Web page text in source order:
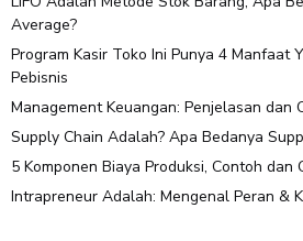
Average?
Program Kasir Toko Ini Punya 4 Manfaat
Pebisnis
Management Keuangan: Penjelasan dan
Supply Chain Adalah? Apa Bedanya
5 Komponen Biaya Produksi, Contoh dan
Intrapreneur Adalah: Mengenal Peran &